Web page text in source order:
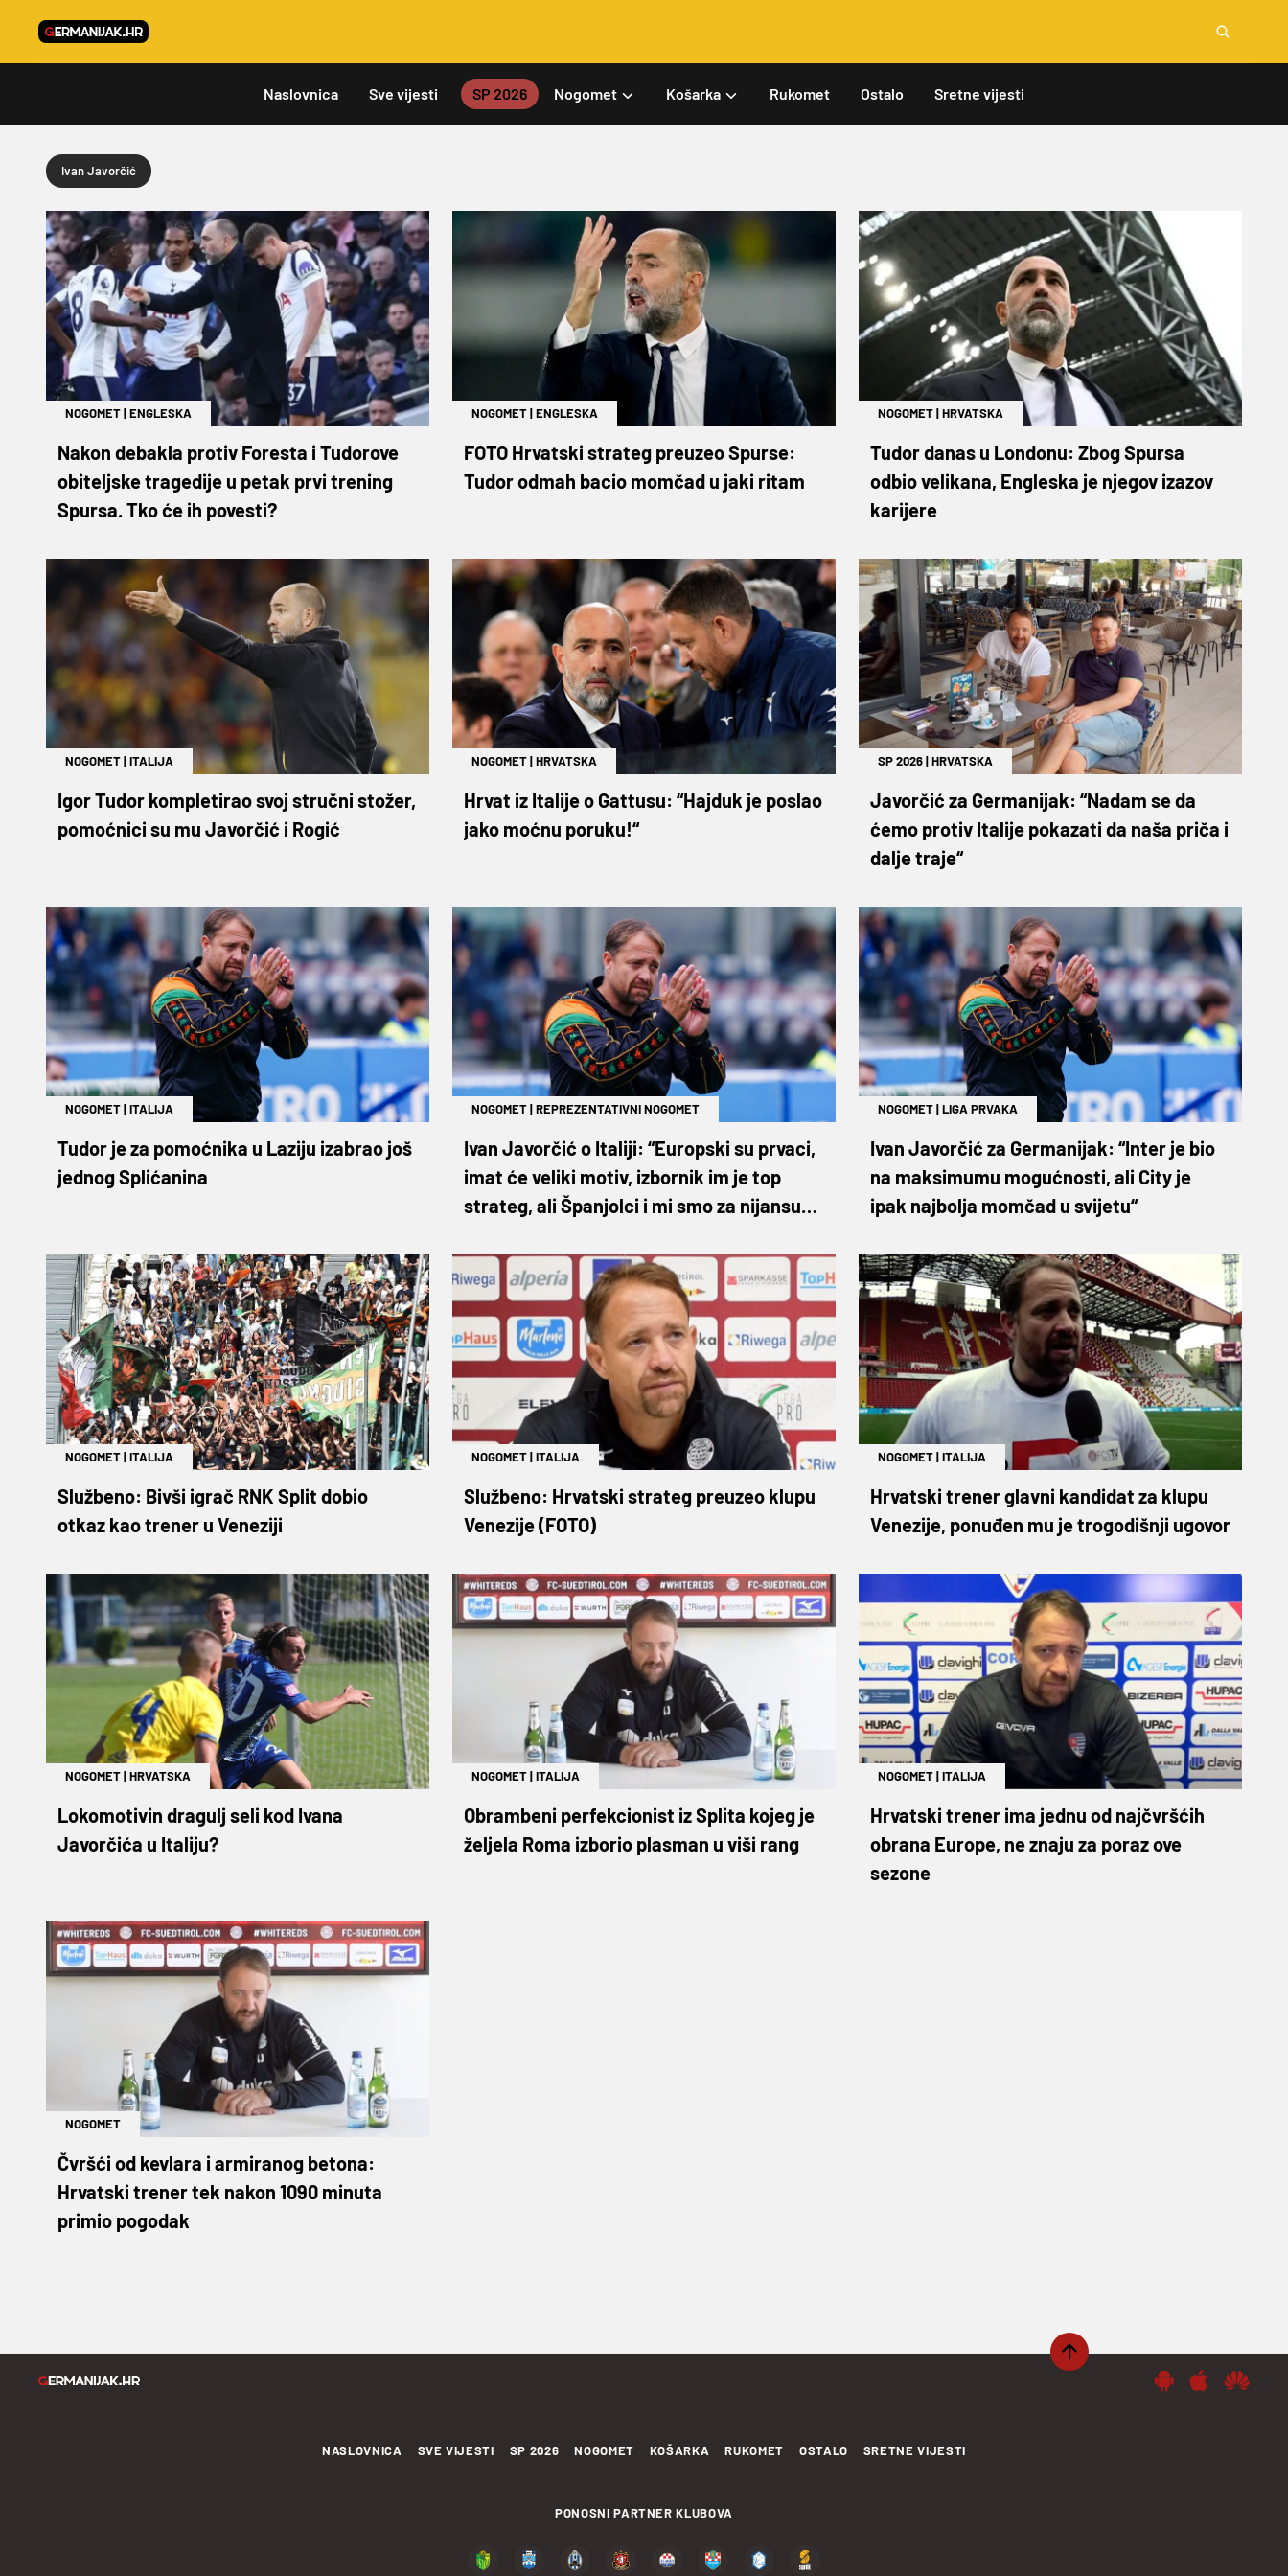
Naslovnica Sve vijesti SP 2026 Nogomet Košarka Rukomet Ostalo Sretne vijesti
Ivan Javorčić
NOGOMET|ENGLESKA
Nakon debakla protiv Foresta i Tudorove
obiteljske tragedije u petak prvi trening
Spursa. Tko će ih povesti?
NOGOMET|ENGLESKA
FOTO Hrvatski strateg preuzeo Spurse:
Tudor odmah bacio momčad u jaki ritam
NOGOMET|HRVATSKA
Tudor danas u Londonu: Zbog Spursa
odbio velikana, Engleska je njegov izazov
karijere
NOGOMET|ITALIJA
Igor Tudor kompletirao svoj stručni stožer,
pomoćnici su mu Javorčić i Rogić
NOGOMET|HRVATSKA
Hrvat iz Italije o Gattusu: “Hajduk je poslao
jako moćnu poruku!“
SP 2026|HRVATSKA
Javorčić za Germanijak: “Nadam se da
ćemo protiv Italije pokazati da naša priča i
dalje traje“
NOGOMET|ITALIJA
Tudor je za pomoćnika u Laziju izabrao još
jednog Splićanina
NOGOMET|REPREZENTATIVNI NOGOMET
Ivan Javorčić o Italiji: “Europski su prvaci,
imat će veliki motiv, izbornik im je top
strateg, ali Španjolci i mi smo za nijansu
NOGOMET|LIGA PRVAKA
Ivan Javorčić za Germanijak: “Inter je bio
na maksimumu mogućnosti, ali City je
ipak najbolja momčad u svijetu“
NOGOMET|ITALIJA
Službeno: Bivši igrač RNK Split dobio
otkaz kao trener u Veneziji
NOGOMET|ITALIJA
Službeno: Hrvatski strateg preuzeo klupu
Venezije (FOTO)
NOGOMET|ITALIJA
Hrvatski trener glavni kandidat za klupu
Venezije, ponuđen mu je trogodišnji ugovor
NOGOMET|HRVATSKA
Lokomotivin dragulj seli kod Ivana
Javorčića u Italiju?
NOGOMET|ITALIJA
Obrambeni perfekcionist iz Splita kojeg je
željela Roma izborio plasman u viši rang
NOGOMET|ITALIJA
Hrvatski trener ima jednu od najčvršćih
obrana Europe, ne znaju za poraz ove
sezone
NOGOMET
Čvršći od kevlara i armiranog betona:
Hrvatski trener tek nakon 1090 minuta
primio pogodak
NASLOVNICA SVE VIJESTI SP 2026 NOGOMET KOŠARKA RUKOMET OSTALO SRETNE VIJESTI
PONOSNI PARTNER KLUBOVA